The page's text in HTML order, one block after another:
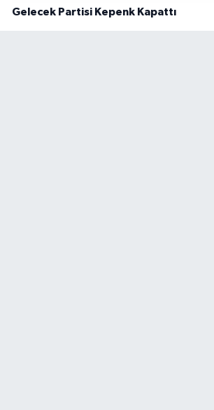
Gelecek Partisi Kepenk Kapattı